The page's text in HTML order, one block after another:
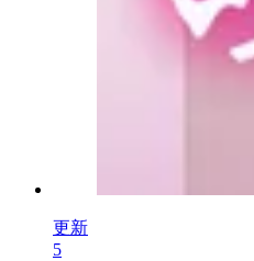
更新
5